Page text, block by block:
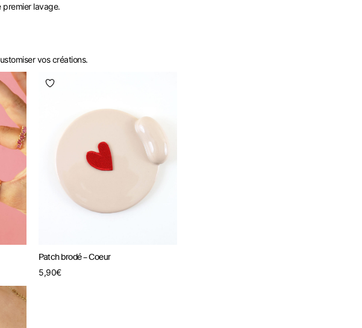
premier lavage.
vos créations.
Patch brodé – Coeur
5,90€